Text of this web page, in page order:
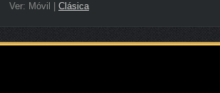
Ver: Móvil Clásica